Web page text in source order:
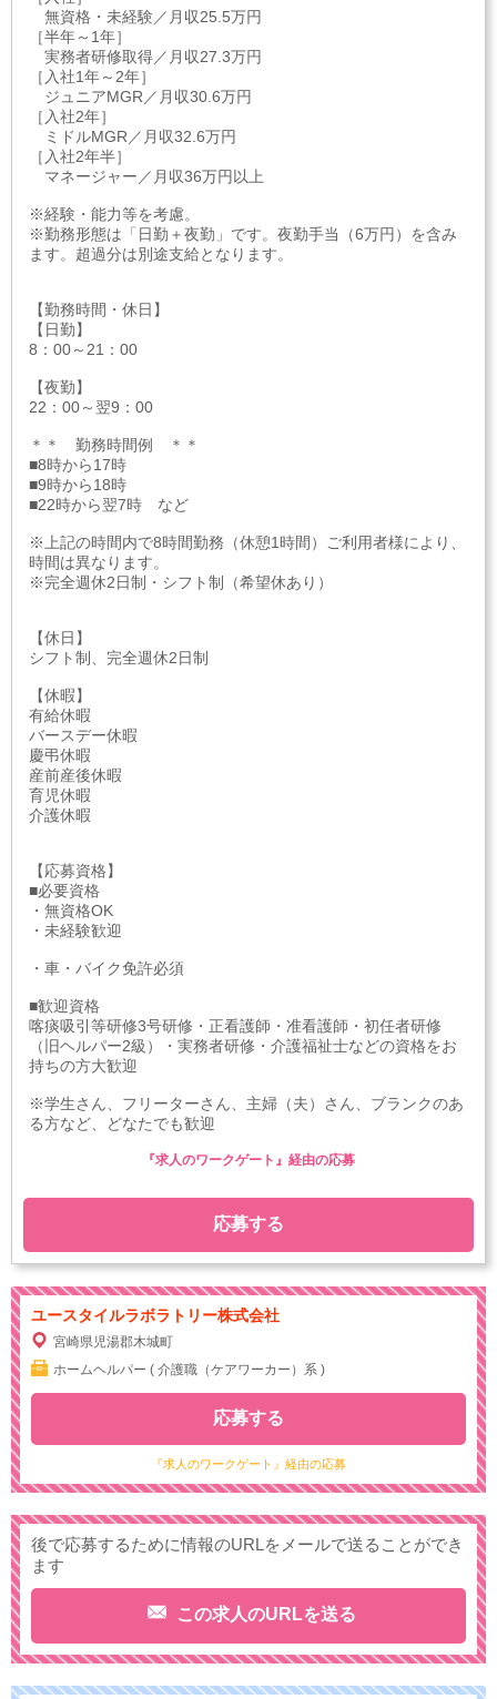
無資格・未経験／月収25.5万円
［半年～1年］
実務者研修取得／月収27.3万円
［入社1年～2年］
ジュニアMGR／月収30.6万円
［入社2年］
ミドルMGR／月収32.6万円
［入社2年半］
マネージャー／月収36万円以上
※経験・能力等を考慮。
※勤務形態は「日勤＋夜勤」です。夜勤手当（6万円）を含み
ます。超過分は別途支給となります。
【勤務時間・休日】
【日勤】
8：00～21：00
【夜勤】
22：00～翌9：00
＊＊ 勤務時間例 ＊＊
■8時から17時
■9時から18時
■22時から翌7時 など
※上記の時間内で8時間勤務（休憩1時間）ご利用者様により、
時間は異なります。
※完全週休2日制・シフト制（希望休あり）
【休日】
シフト制、完全週休2日制
【休暇】
有給休暇
バースデー休暇
慶弔休暇
産前産後休暇
育児休暇
介護休暇
【応募資格】
■必要資格
・無資格OK
・未経験歓迎
・車・バイク免許必須
■歓迎資格
喀痰吸引等研修3号研修・正看護師・准看護師・初任者研修
（旧ヘルパー2級）・実務者研修・介護福祉士などの資格をお
持ちの方大歓迎
※学生さん、フリーターさん、主婦（夫）さん、ブランクのあ
る方など、どなたでも歓迎
応募する
『求人のワークゲート』経由の応募
ユースタイルラボラトリー株式会社
宮崎県児湯郡木城町
ホームヘルパー ( 介護職（ケアワーカー）系 )
『求人のワークゲート』経由の応募
応募する
後で応募するために情報のURLをメールで送ることができ
ます
この求人のURLを送る